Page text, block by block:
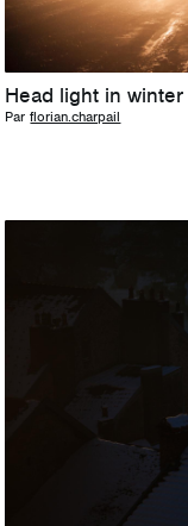
Head light in winter
Par florian.charpail